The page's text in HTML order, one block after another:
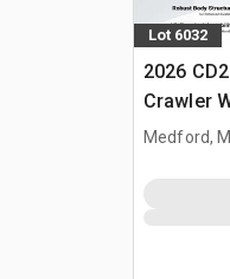
Lot 6032
2026
Crawler
Medford,